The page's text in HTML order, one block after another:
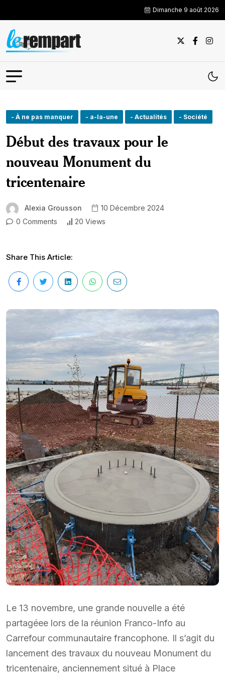
Dimanche 9 août 2026
- À ne pas manquer - a-la-une - Actualités - Société
Début des travaux pour le
nouveau Monument du
tricentenaire
Alexia Grousson
10 Décembre 2024
0 Comments
20 Views
Share This Article:
Le 13 novembre, une grande nouvelle a été
partagéee lors de la réunion Franco-Info au
Carrefour communautaire francophone. Il s’agit du
lancement des travaux du nouveau Monument du
tricentenaire, anciennement situé à Place